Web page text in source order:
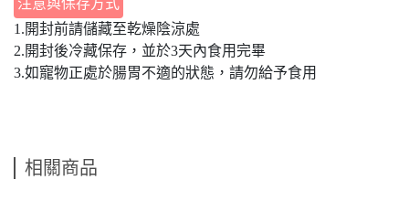
注意與保存方式
1.開封前請儲藏至乾燥陰涼處
2.開封後冷藏保存，並於3天內食用完畢
3.如寵物正處於腸胃不適的狀態，請勿給予食用
相關商品